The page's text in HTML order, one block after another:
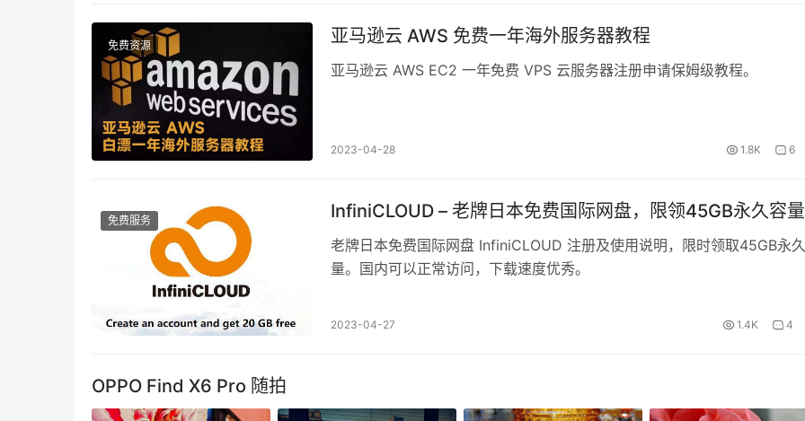
免费资源 亚马逊云 AWS 免费一年海外服务器教程
亚马逊云 AWS EC2 一年免费 VPS 云服务器注册申请保姆级教程。
2023-04-28 1.8K 6
免费服务 InfiniCLOUD – 老牌日本免费国际网盘，限领45GB永久容量
老牌日本免费国际网盘 InfiniCLOUD 注册及使用说明，限时领取45GB永
量。国内可以正常访问，下载速度优秀。
2023-04-27 1.4K 4
OPPO Find X6 Pro 随拍